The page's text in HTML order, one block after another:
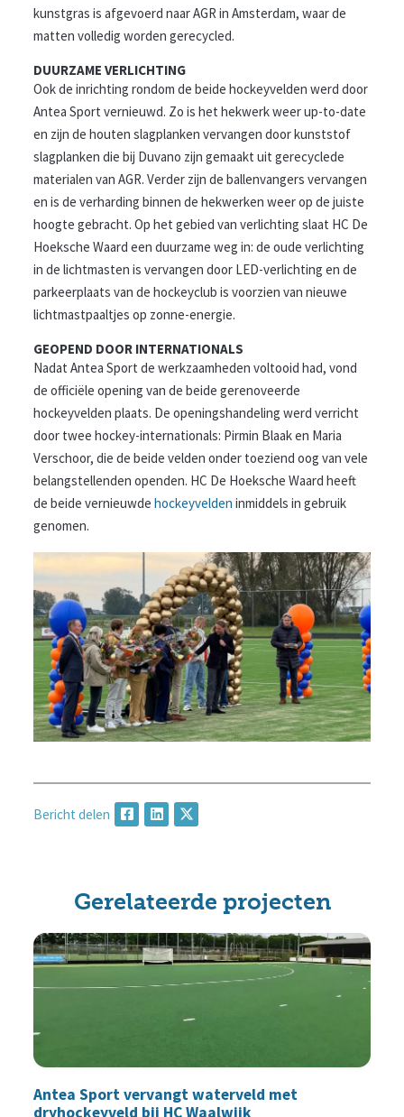
kunstgras is afgevoerd naar AGR in Amsterdam, waar de
matten volledig worden gerecycled.
DUURZAME VERLICHTING
Ook de inrichting rondom de beide hockeyvelden werd door
Antea Sport vernieuwd. Zo is het hekwerk weer up-to-date
en zijn de houten slagplanken vervangen door kunststof
slagplanken die bij Duvano zijn gemaakt uit gerecyclede
materialen van AGR. Verder zijn de ballenvangers vervangen
en is de verharding binnen de hekwerken weer op de juiste
hoogte gebracht. Op het gebied van verlichting slaat HC De
Hoeksche Waard een duurzame weg in: de oude verlichting
in de lichtmasten is vervangen door LED-verlichting en de
parkeerplaats van de hockeyclub is voorzien van nieuwe
lichtmastpaaltjes op zonne-energie.
GEOPEND DOOR INTERNATIONALS
Nadat Antea Sport de werkzaamheden voltooid had, vond
de officiële opening van de beide gerenoveerde
hockeyvelden plaats. De openingshandeling werd verricht
door twee hockey-internationals: Pirmin Blaak en Maria
Verschoor, die de beide velden onder toeziend oog van vele
belangstellenden openden. HC De Hoeksche Waard heeft
de beide vernieuwde hockeyvelden inmiddels in gebruik
genomen.
Bericht delen
Gerelateerde projecten
Antea Sport vervangt waterveld met
dryhockeyveld bij HC Waalwijk